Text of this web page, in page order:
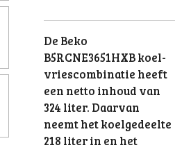
De Beko
B5RCNE3651HXB koel-
vriescombinatie heeft
een netto inhoud van
324 liter. Daarvan
neemt het koelgedeelte
218 liter in en het